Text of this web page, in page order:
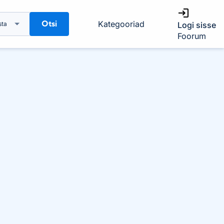
Otsi Kategooriad
Logi sisse
Foorum